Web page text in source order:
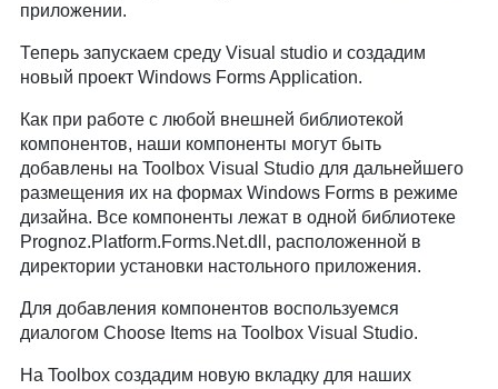
приложении.
Теперь запускаем среду Visual studio и создадим
новый проект Windows Forms Application.
Как при работе с любой внешней библиотекой
компонентов, наши компоненты могут быть
добавлены на Toolbox Visual Studio для дальнейшего
размещения их на формах Windows Forms в режиме
дизайна. Все компоненты лежат в одной библиотеке
Prognoz.Platform.Forms.Net.dll, расположенной в
директории установки настольного приложения.
Для добавления компонентов воспользуемся
диалогом Choose Items на Toolbox Visual Studio.
На Toolbox создадим новую вкладку для наших